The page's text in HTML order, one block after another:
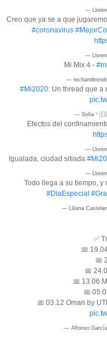
—
Creo que ya se a que
#coronavirus
—
Mi Mix 4 -
—
#Mi2020: Un thread que a
— Sofia ⁷
Efectos del
—
Igualada, ciudad sitiada
—
Todo llega a su tiempo, y
#DiaEspecial
— Liliana
✅
📅
📅
📅
📅 13.06
📅
📅 03.12 Oman by
— Alfonso